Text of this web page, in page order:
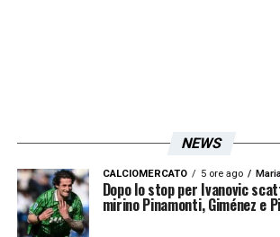
NEWS
CALCIOMERCATO 5 ore ago
Dopo lo stop per Ivanovic
mirino Pinamonti, Giménez e